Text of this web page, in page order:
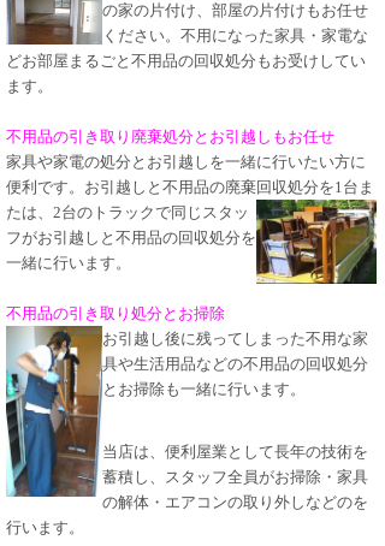
の家の片付け、部屋の片付けもお任せ
ください。不用になった家具・家電な
どお部屋まるごと不用品の回収処分もお受けしてい
ます。
不用品の引き取り廃棄処分とお引越しもお任せ
家具や家電の処分とお引越しを一緒に行いたい方に
便利です。お引越しと不用品の廃棄回収処分を1台ま
たは、2台のトラックで同じスタッ
フがお引越しと不用品の回収処分を
一緒に行います。
不用品の引き取り処分とお掃除
お引越し後に残ってしまった不用な家
具や生活用品などの不用品の回収処分
とお掃除も一緒に行います。
当店は、便利屋業として長年の技術を
蓄積し、スタッフ全員がお掃除・家具
の解体・エアコンの取り外しなどのを
行います。